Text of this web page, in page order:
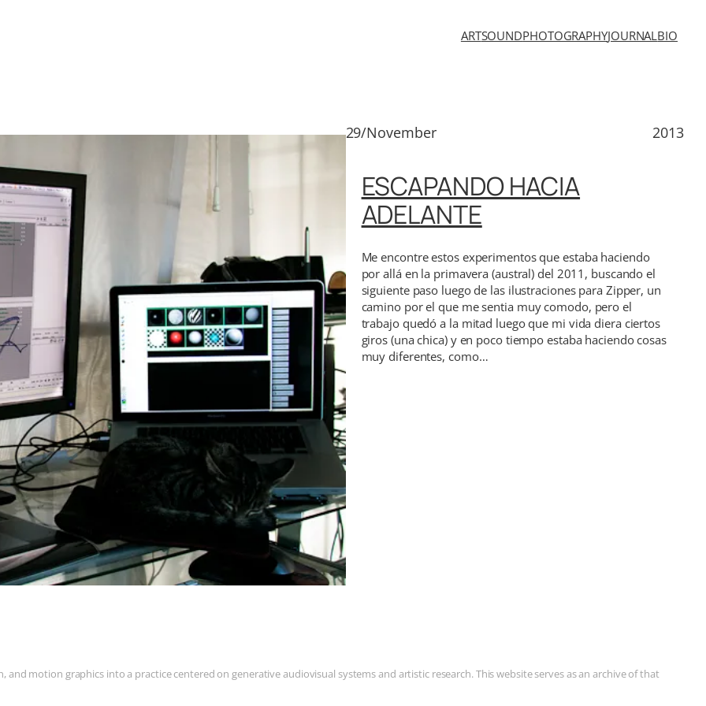
ARTSOUNDPHOTOGRAPHYJOURNALBIO
29/November 2013
ESCAPANDO HACIA
ADELANTE
Me encontre estos experimentos que estaba haciendo
por allá en la primavera (austral) del 2011, buscando el
siguiente paso luego de las ilustraciones para Zipper, un
camino por el que me sentia muy comodo, pero el
trabajo quedó a la mitad luego que mi vida diera ciertos
giros (una chica) y en poco tiempo estaba haciendo cosas
muy diferentes, como…
motion graphics into a practice centered on generative audiovisual systems and artistic research. This website serves as an archive of that